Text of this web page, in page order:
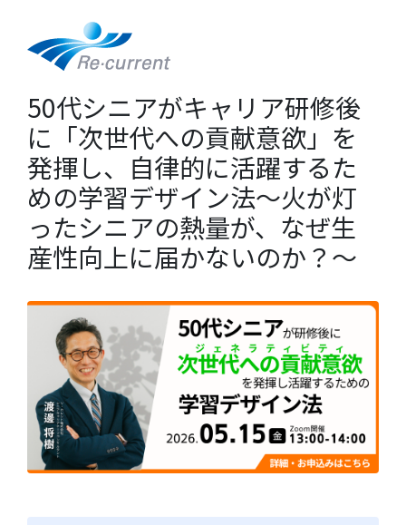
50代シニアがキャリア研修後
に「次世代への貢献意欲」を
発揮し、自律的に活躍するた
めの学習デザイン法～火が灯
ったシニアの熱量が、なぜ生
産性向上に届かないのか？～